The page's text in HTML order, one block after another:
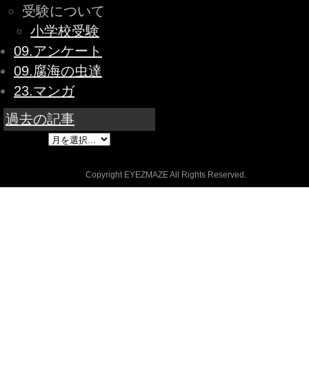
受験について
小学校受験
09.アンケート
09.腐海の虫達
23.マンガ
過去の記事
Copyright EYEZMAZE All Rights Reserved.